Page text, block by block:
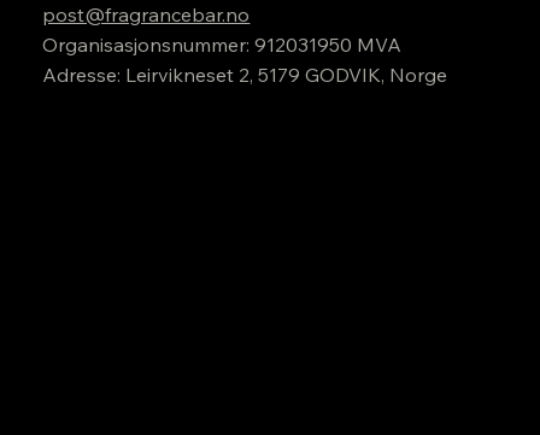
post@fragrancebar.no
Organisasjonsnummer: 912031950 MVA
Adresse: Leirvikneset 2, 5179 GODVIK, Norge